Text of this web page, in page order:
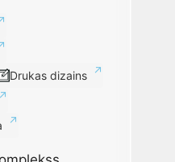
Drukas dizains